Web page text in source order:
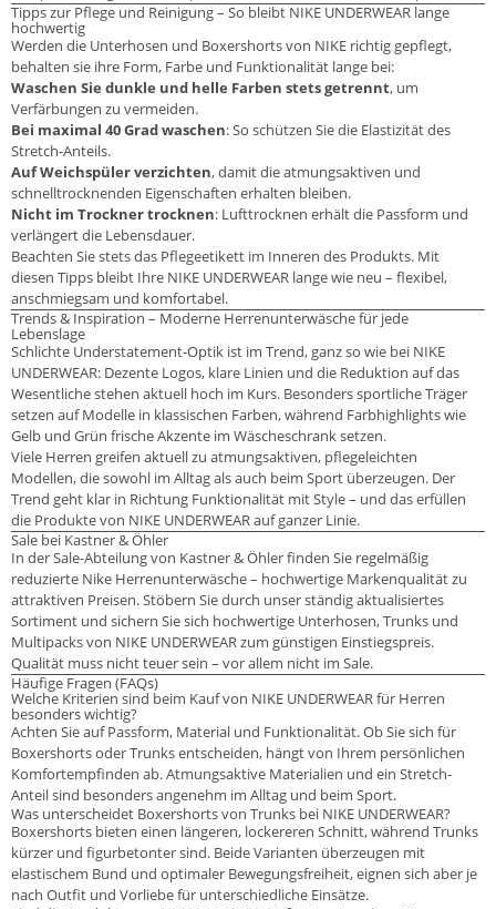
Tipps zur Pflege und Reinigung – So bleibt NIKE UNDERWEAR lange
hochwertig
Werden die Unterhosen und Boxershorts von NIKE richtig gepflegt,
behalten sie ihre Form, Farbe und Funktionalität lange bei:
Waschen Sie dunkle und helle Farben stets getrennt, um
Verfärbungen zu vermeiden.
Bei maximal 40 Grad waschen: So schützen Sie die Elastizität des
Stretch-Anteils.
Auf Weichspüler verzichten, damit die atmungsaktiven und
schnelltrocknenden Eigenschaften erhalten bleiben.
Nicht im Trockner trocknen: Lufttrocknen erhält die Passform und
verlängert die Lebensdauer.
Beachten Sie stets das Pflegeetikett im Inneren des Produkts. Mit
diesen Tipps bleibt Ihre NIKE UNDERWEAR lange wie neu – flexibel,
anschmiegsam und komfortabel.
Trends & Inspiration – Moderne Herrenunterwäsche für jede
Lebenslage
Schlichte Understatement-Optik ist im Trend, ganz so wie bei NIKE
UNDERWEAR: Dezente Logos, klare Linien und die Reduktion auf das
Wesentliche stehen aktuell hoch im Kurs. Besonders sportliche Träger
setzen auf Modelle in klassischen Farben, während Farbhighlights wie
Gelb und Grün frische Akzente im Wäscheschrank setzen.
Viele Herren greifen aktuell zu atmungsaktiven, pflegeleichten
Modellen, die sowohl im Alltag als auch beim Sport überzeugen. Der
Trend geht klar in Richtung Funktionalität mit Style – und das erfüllen
die Produkte von NIKE UNDERWEAR auf ganzer Linie.
Sale bei Kastner & Öhler
In der Sale-Abteilung von Kastner & Öhler finden Sie regelmäßig
reduzierte Nike Herrenunterwäsche – hochwertige Markenqualität zu
attraktiven Preisen. Stöbern Sie durch unser ständig aktualisiertes
Sortiment und sichern Sie sich hochwertige Unterhosen, Trunks und
Multipacks von NIKE UNDERWEAR zum günstigen Einstiegspreis.
Qualität muss nicht teuer sein – vor allem nicht im Sale.
Häufige Fragen (FAQs)
Welche Kriterien sind beim Kauf von NIKE UNDERWEAR für Herren
besonders wichtig?
Achten Sie auf Passform, Material und Funktionalität. Ob Sie sich für
Boxershorts oder Trunks entscheiden, hängt von Ihrem persönlichen
Komfortempfinden ab. Atmungsaktive Materialien und ein Stretch-
Anteil sind besonders angenehm im Alltag und beim Sport.
Was unterscheidet Boxershorts von Trunks bei NIKE UNDERWEAR?
Boxershorts bieten einen längeren, lockereren Schnitt, während Trunks
kürzer und figurbetonter sind. Beide Varianten überzeugen mit
elastischem Bund und optimaler Bewegungsfreiheit, eignen sich aber je
nach Outfit und Vorliebe für unterschiedliche Einsätze.